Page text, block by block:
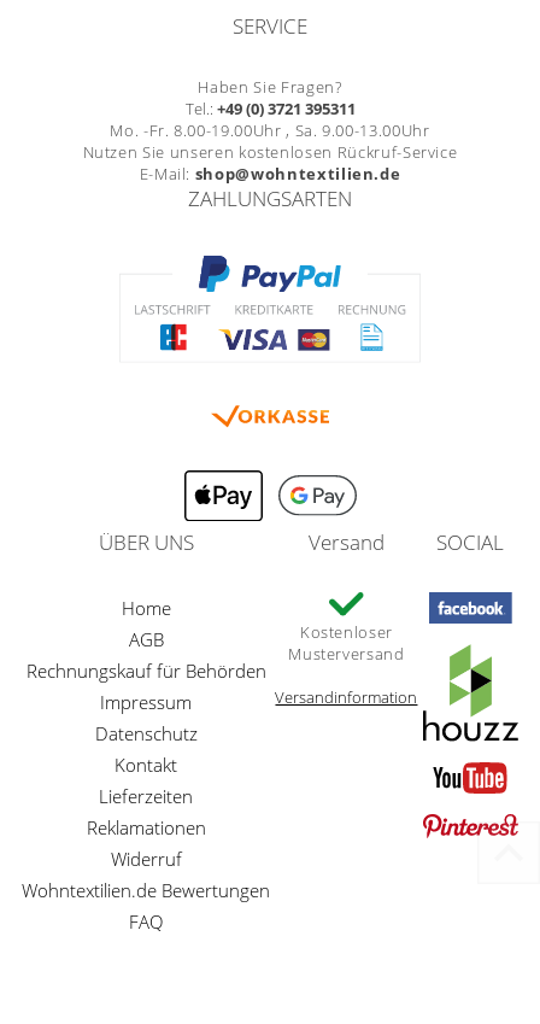
SERVICE
Haben Sie Fragen?
Tel.: +49 (0) 3721 395311
Mo. -Fr. 8.00-19.00Uhr , Sa. 9.00-13.00Uhr
Nutzen Sie unseren kostenlosen Rückruf-Service
E-Mail: shop@wohntextilien.de
ZAHLUNGSARTEN
ÜBER UNS
Home
AGB
Rechnungskauf für Behörden
Impressum
Datenschutz
Kontakt
Lieferzeiten
Reklamationen
Widerruf
Wohntextilien.de Bewertungen
FAQ
Versand
Kostenloser
Musterversand
Versandinformation
SOCIAL